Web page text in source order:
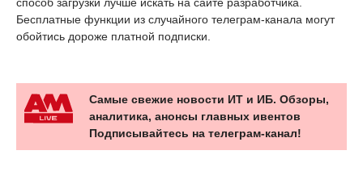
Бесплатные функции из случайного телеграм-канала могут
обойтись дороже платной подписки.
Самые свежие новости ИТ и ИБ. Обзоры,
аналитика, анонсы главных ивентов
Подписывайтесь на телеграм-канал!